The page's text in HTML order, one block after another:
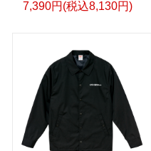
7,390円(税込8,130円)